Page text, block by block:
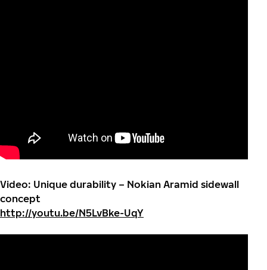
Video: Unique durability – Nokian Aramid sidewall
concept
http://youtu.be/N5LvBke-UqY